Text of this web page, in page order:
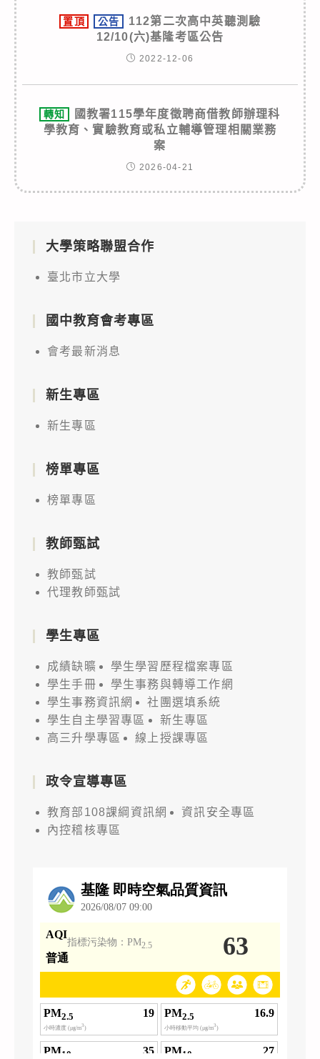
置頂 公告
112第二次高中英聽測驗
12/10(六)基隆考區公告
2022-12-06
轉知
國教署115學年度徵聘商借教師辦理科
學教育、實驗教育或私立輔導管理相關業務
案
2026-04-21
大學策略聯盟合作
臺北市立大學
國中教育會考專區
會考最新消息
新生專區
新生專區
榜單專區
榜單專區
教師甄試
教師甄試
代理教師甄試
學生專區
成績缺曠
學生學習歷程檔案專區
學生手冊
學生事務與轉導工作網
學生事務資訊網
社團選填系統
學生自主學習專區
新生專區
高三升學專區
線上授課專區
政令宣導專區
教育部108課綱資訊網
資訊安全專區
內控稽核專區